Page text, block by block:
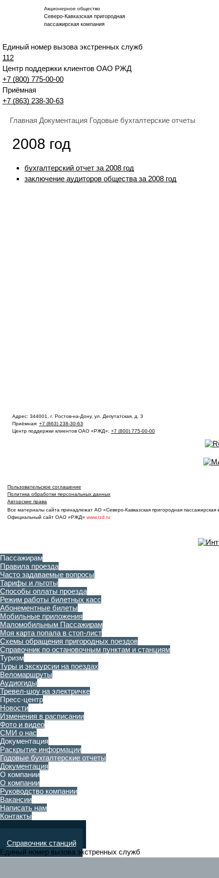
Акционерное общество
Северо-Кавказская пригородная
пассажирская компания
Единый номер вызова экстренных служб
112
Центр поддержки клиентов ОАО РЖД
+7 (800) 775-00-00
Приёмная
+7 (863) 238-30-63
Главная Документация Годовые бухгалтерские отчеты
2008 год
бухгалтерский отчет за 2008 год
заключение аудиторов общества за 2008 год
Адрес: 344001, г. Ростов-на-Дону, ул. Депутатская, д. 3
Приёмная: +7 (863) 238-30-63
Центр поддержки клиентов ОАО «РЖД»: +7 (800) 775-00-00
Пользовательское соглашение
Политика обработки персональных данных
Авторские права
Все материалы сайта принадлежат АО «Северо-Кавказская пригородная
Официальный сайт ОАО «РЖД» www.rzd.ru
Пассажирам
Правила проезда
Часто задаваемые вопросы
Тарифы и льготы
Способы оплаты проезда
Режим работы билетных касс
Абонементные билеты
Мобильные приложения
Маломобильным Пассажирам
Моя карта попала в стоп-лист
Cхемы обращения пригородных поездов
Справочник по остановочным пунктам и станциям
Туризм
Туры и экскурсии на поездах
Веломаршруты
Аудиогиды
Тревел-шоу на электричке
Пресс-центр
Новости
Изменения в расписании
Фото и видео
СМИ о нас
Документация
Раскрытие информации
Годовые бухгалтерские отчеты
Документация
О компании
О компании
Руководство компании
Вакансии
Написать нам
Контакты
Справочник станций
Единый номер вызова экстренных служб